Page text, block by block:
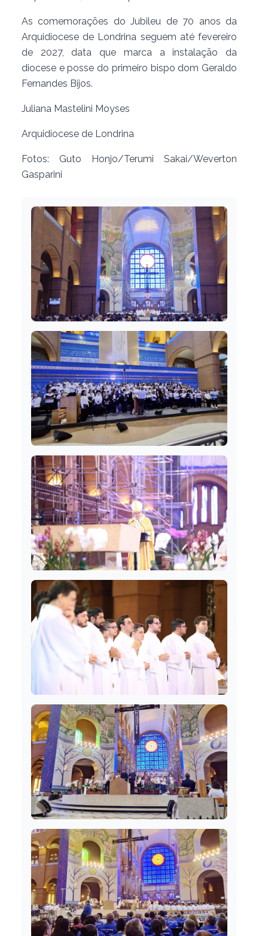
As comemorações do Jubileu de 70 anos da
Arquidiocese de Londrina seguem até fevereiro
de 2027, data que marca a instalação da
diocese e posse do primeiro bispo dom Geraldo
Fernandes Bijos.
Juliana Mastelini Moyses
Arquidiocese de Londrina
Fotos: Guto Honjo/Terumi Sakai/Weverton
Gasparini